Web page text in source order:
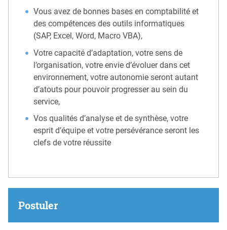
Vous avez de bonnes bases en comptabilité et
des compétences des outils informatiques
(SAP, Excel, Word, Macro VBA),
Votre capacité d’adaptation, votre sens de
l’organisation, votre envie d’évoluer dans cet
environnement, votre autonomie seront autant
d’atouts pour pouvoir progresser au sein du
service,
Vos qualités d’analyse et de synthèse, votre
esprit d’équipe et votre persévérance seront les
clefs de votre réussite
Postuler